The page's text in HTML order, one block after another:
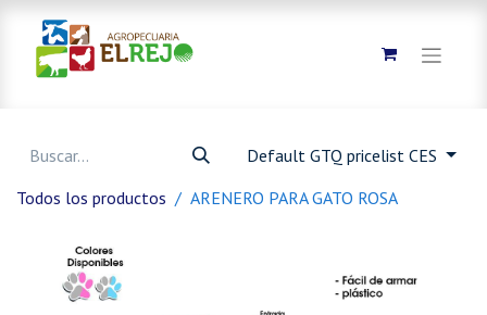
Default GTQ pricelist CES
Todos los productos
ARENERO PARA GATO ROSA